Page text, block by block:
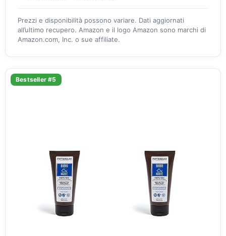
Prezzi e disponibilità possono variare. Dati aggiornati
all’ultimo recupero. Amazon e il logo Amazon sono marchi di
Amazon.com, Inc. o sue affiliate.
Bestseller #5